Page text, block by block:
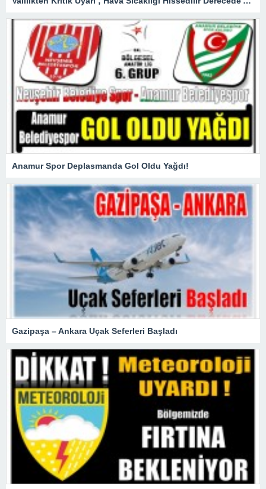
Anamur Spor Deplasmanda Gol Oldu Yağdı!
Gazipaşa – Ankara Uçak Seferleri Başladı